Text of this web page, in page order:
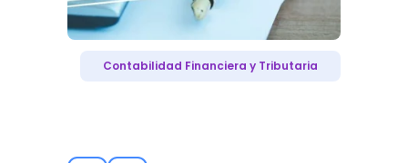
Contabilidad Financiera y Tributaria